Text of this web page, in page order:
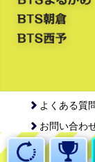
よくある質
お問い合わ
English